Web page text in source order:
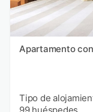
Apartamento
Tipo de